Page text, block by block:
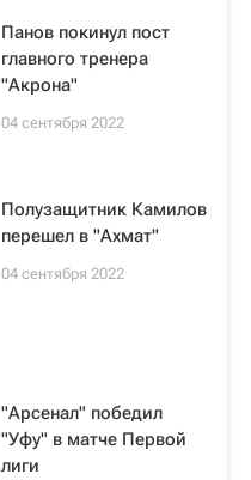
Панов покинул пост
главного тренера
"Акрона"
04 сентября 2022
Полузащитник Камилов
перешел в "Ахмат"
04 сентября 2022
"Арсенал" победил
"Уфу" в матче Первой
лиги